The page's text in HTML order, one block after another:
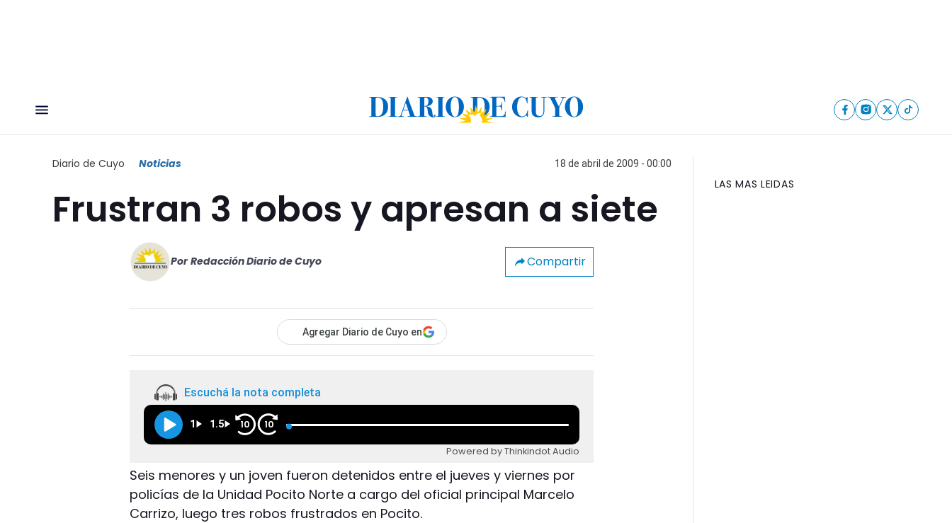
Diario de Cuyo Noticias 18 de abril de 2009 - 00:00
Frustran 3 robos y apresan a siete
Por Redacción Diario de Cuyo Compartir
Agregar Diario de Cuyo en
Escuchá la nota completa
1 1.5 10 10
Powered by Thinkindot Audio
Seis menores y un joven fueron detenidos entre el jueves y viernes por
policías de la Unidad Pocito Norte a cargo del oficial principal Marcelo
Carrizo, luego tres robos frustrados en Pocito.
LAS MAS LEIDAS